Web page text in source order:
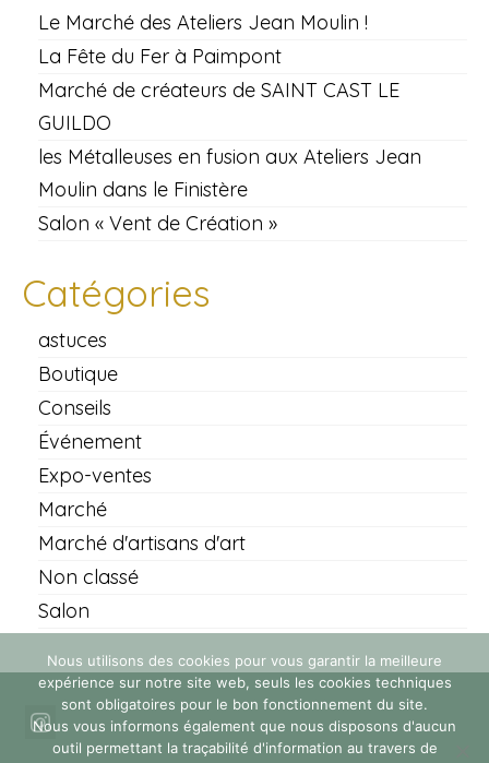
Le Marché des Ateliers Jean Moulin !
La Fête du Fer à Paimpont
Marché de créateurs de SAINT CAST LE
GUILDO
les Métalleuses en fusion aux Ateliers Jean
Moulin dans le Finistère
Salon « Vent de Création »
Catégories
astuces
Boutique
Conseils
Événement
Expo-ventes
Marché
Marché d'artisans d'art
Non classé
Salon
Nous utilisons des cookies pour vous garantir la meilleure
expérience sur notre site web, seuls les cookies techniques
sont obligatoires pour le bon fonctionnement du site.
Nous vous informons également que nous disposons d'aucun
outil permettant la traçabilité d'information au travers de